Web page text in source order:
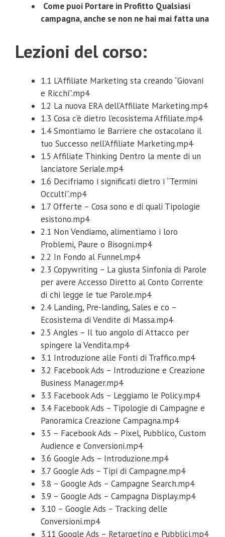
Come puoi Portare in Profitto Qualsiasi
campagna, anche se non ne hai mai fatta una
Lezioni del corso:
1.1 L’Affiliate Marketing sta creando “Giovani
e Ricchi”.mp4
1.2 La nuova ERA dell’Affiliate Marketing.mp4
1.3 Cosa c’è dietro l’ecosistema Affiliate.mp4
1.4 Smontiamo le Barriere che ostacolano il
tuo Successo nell’Affiliate Marketing.mp4
1.5 Affiliate Thinking Dentro la mente di un
lanciatore Seriale.mp4
1.6 Decifriamo i significati dietro i “Termini
Occulti”.mp4
1.7 Offerte – Cosa sono e di quali Tipologie
esistono.mp4
2.1 Non Vendiamo, alimentiamo i loro
Problemi, Paure o Bisogni.mp4
2.2 In Fondo al Funnel.mp4
2.3 Copywriting – La giusta Sinfonia di Parole
per avere Accesso Diretto al Conto Corrente
di chi legge le tue Parole.mp4
2.4 Landing, Pre-landing, Sales e co –
Ecosistema di Vendite di Massa.mp4
2.5 Angles – Il tuo angolo di Attacco per
spingere la Vendita.mp4
3.1 Introduzione alle Fonti di Traffico.mp4
3.2 Facebook Ads – Introduzione e Creazione
Business Manager.mp4
3.3 Facebook Ads – Leggiamo le Policy.mp4
3.4 Facebook Ads – Tipologie di Campagne e
Panoramica Creazione Campagna.mp4
3.5 – Facebook Ads – Pixel, Pubblico, Custom
Audience e Conversioni.mp4
3.6 Google Ads – Introduzione.mp4
3.7 Google Ads – Tipi di Campagne.mp4
3.8 – Google Ads – Campagne Search.mp4
3.9 – Google Ads – Campagna Display.mp4
3.10 – Google Ads – Tracking delle
Conversioni.mp4
3.11 Google Ads – Retargeting e Pubblici.mp4